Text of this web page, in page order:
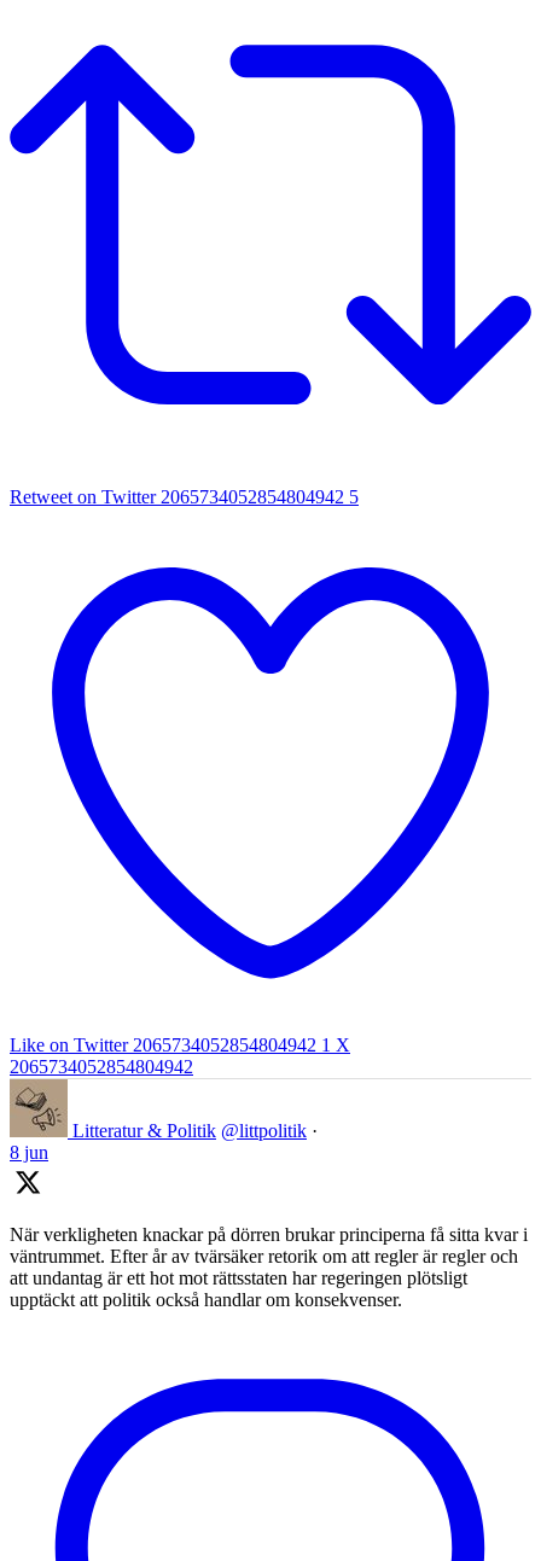
Retweet on Twitter 2065734052854804942 5
Like on Twitter 2065734052854804942 1 X
2065734052854804942
Litteratur & Politik @littpolitik ·
8 jun
När verkligheten knackar på dörren brukar principerna få sitta kvar i
väntrummet. Efter år av tvärsäker retorik om att regler är regler och
att undantag är ett hot mot rättsstaten har regeringen plötsligt
upptäckt att politik också handlar om konsekvenser.